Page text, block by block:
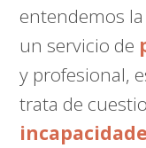
entendemos
un servicio de
y profesional,
trata de